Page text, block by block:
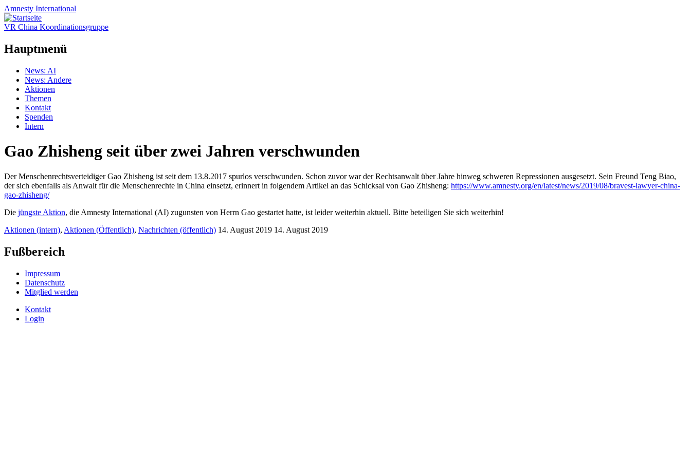
Amnesty International
VR China Koordinationsgruppe
Hauptmenü
Zum
Inhalt
springen
News: AI
News: Andere
Aktionen
Themen
Kontakt
Spenden
Intern
Gao Zhisheng seit über zwei Jahren verschwunden
Der Menschenrechtsverteidiger Gao Zhisheng ist seit dem 13.8.2017 spurlos verschwunden. Schon zuvor war der Rechtsanwalt über Jahre hinweg schweren Repressionen ausgesetzt. Sein Freund Teng Biao,
der sich ebenfalls als Anwalt für die Menschenrechte in China einsetzt, erinnert in folgendem Artikel an das Schicksal von Gao Zhisheng: https://www.amnesty.org/en/latest/news/2019/08/bravest-lawyer-china-
gao-zhisheng/
Die jüngste Aktion, die Amnesty International (AI) zugunsten von Herrn Gao gestartet hatte, ist leider weiterhin aktuell. Bitte beteiligen Sie sich weiterhin!
Aktionen (intern), Aktionen (Öffentlich), Nachrichten (öffentlich) 14. August 2019 14. August 2019
Fußbereich
Impressum
Datenschutz
Mitglied werden
Kontakt
Login